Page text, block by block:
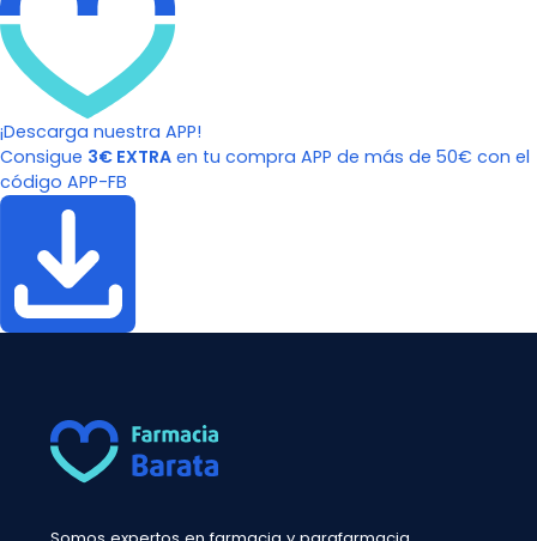
¡Descarga nuestra APP!
Consigue 3€ EXTRA en tu compra APP de más de 50€ con el
código APP-FB